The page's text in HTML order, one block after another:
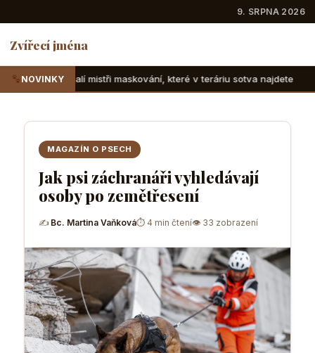
9. SRPNA 2026
Zvířecí jména
NOVINKY
maskování, které v teráriu sotva najdete Suchozemské
MAGAZÍN O PSECH
Jak psi záchranáři vyhledávají
osoby po zemětřesení
✍ Bc. Martina Vaňková⏱ 4 min čtení👁 33 zobrazení